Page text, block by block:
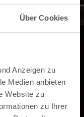
Über Cookies
Anzeigen zu
Medien anbieten
Website zu
zu Ihrer